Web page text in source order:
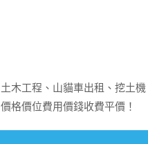
木工程、山貓車出租、挖土
格價位費用價錢收費平價！